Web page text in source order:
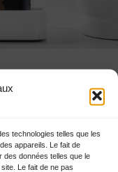
technologies telles que les
appareils. Le fait de
des données telles que le
Le fait de ne pas